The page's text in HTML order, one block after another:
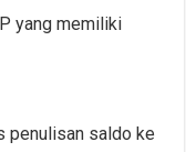
yang memiliki
penulisan saldo ke